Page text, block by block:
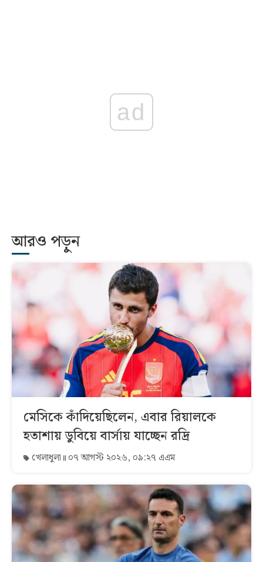
ad
আরও পড়ুন
মেসিকে কাঁদিয়েছিলেন, এবার রিয়ালকে
হতাশায় ডুবিয়ে বার্সায় যাচ্ছেন রদ্রি
খেলাধুলা ০৭ আগস্ট ২০২৬, ০৯:২৭ এএম